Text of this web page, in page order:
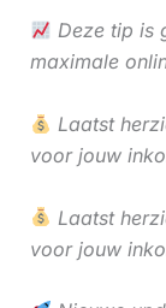
Deze tip is
maximale
Laatst
voor jouw
Laatst
voor jouw